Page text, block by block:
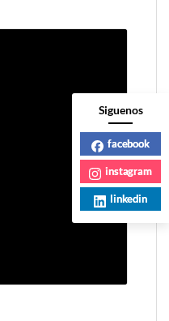
Siguenos
facebook
instagram
linkedin